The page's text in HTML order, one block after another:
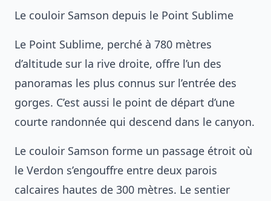
Le couloir Samson depuis le Point Sublime
Le Point Sublime, perché à 780 mètres
d’altitude sur la rive droite, offre l’un des
panoramas les plus connus sur l’entrée des
gorges. C’est aussi le point de départ d’une
courte randonnée qui descend dans le canyon.
Le couloir Samson forme un passage étroit où
le Verdon s’engouffre entre deux parois
calcaires hautes de 300 mètres. Le sentier